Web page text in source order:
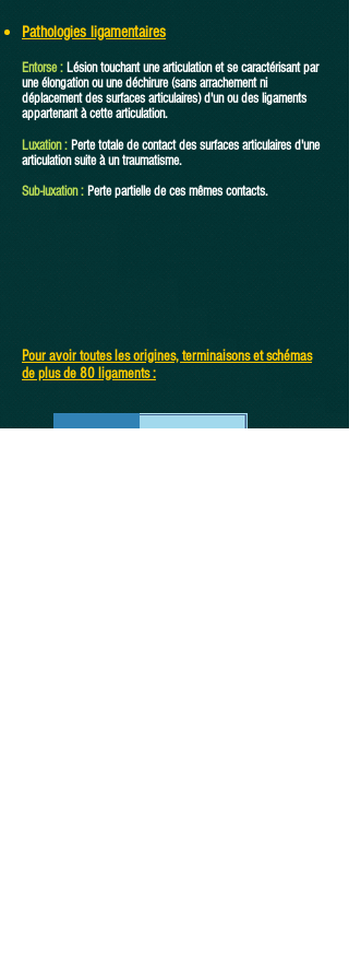
Pathologies ligamentaires
Entorse : Lésion touchant une articulation et se caractérisant par
une élongation ou une déchirure (sans arrachement ni
déplacement des surfaces articulaires) d'un ou des ligaments
appartenant à cette articulation.
Luxation : Perte totale de contact des surfaces articulaires d'une
articulation suite à un traumatisme.
Sub-luxation : Perte partielle de ces mêmes contacts.
Pour avoir toutes les origines, terminaisons et schémas
de plus de 80 ligaments :